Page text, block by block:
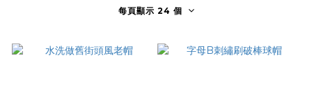
每頁顯示 24 個